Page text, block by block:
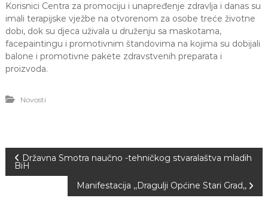
Korisnici Centra za promociju i unapređenje zdravlja i danas su
imali terapijske vježbe na otvorenom za osobe treće životne
dobi, dok su djeca uživala u druženju sa maskotama,
facepaintingu i promotivnim štandovima na kojima su dobijali
balone i promotivne pakete zdravstvenih preparata i
proizvoda.
Novosti
N Državna Smotra naučno -tehničkog stvaralaštva mladih
BiH
Manifestacija ,,Dragulji Općine Stari Grad,,